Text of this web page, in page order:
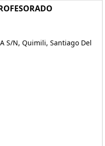
S/N, Quimili, Santiago Del